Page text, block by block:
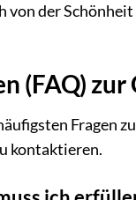
von der
(FAQ)
Fragen
kontaktieren.